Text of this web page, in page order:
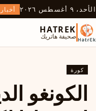
الأحد، ٩ أغسطس ٢٠٢٦
HATREK
صحيفة هاتريك
كورة
الكونغو